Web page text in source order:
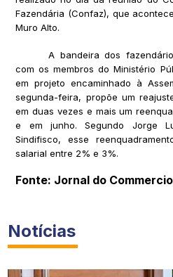
Fazendária (Confaz), que
Muro Alto.
A bandeira dos
com os membros do Ministério
em projeto encaminhado à
segunda-feira, propõe um
em duas vezes e mais um
e em junho. Segundo Jorge
Sindifisco, esse
salarial entre 2% e 3%.
Fonte: Jornal do Commercio
Notícias